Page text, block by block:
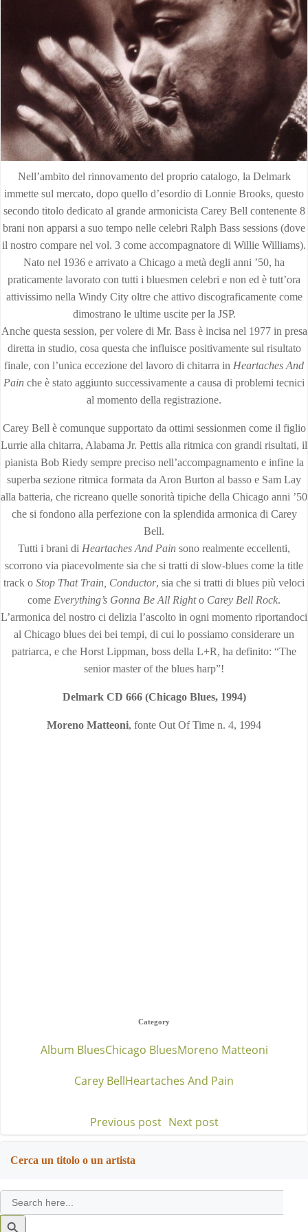
Nell’ambito del rinnovamento del proprio catalogo, la Delmark
immette sul mercato, dopo quello d’esordio di Lonnie Brooks, questo
secondo titolo dedicato al grande armonicista Carey Bell contenente 8
brani non apparsi a suo tempo nelle celebri Ralph Bass sessions (dove
il nostro compare nel vol. 3 come accompagnatore di Willie Williams).
Nato nel 1936 e arrivato a Chicago a metà degli anni ’50, ha
praticamente lavorato con tutti i bluesmen celebri e non ed è tutt’ora
attivissimo nella Windy City oltre che attivo discograficamente come
dimostrano le ultime uscite per la JSP.
Anche questa session, per volere di Mr. Bass è incisa nel 1977 in presa
diretta in studio, cosa questa che influisce positivamente sul risultato
finale, con l’unica eccezione del lavoro di chitarra in Heartaches And
Pain che è stato aggiunto successivamente a causa di problemi tecnici
al momento della registrazione.
Carey Bell è comunque supportato da ottimi sessionmen come il figlio
Lurrie alla chitarra, Alabama Jr. Pettis alla ritmica con grandi risultati, il
pianista Bob Riedy sempre preciso nell’accompagnamento e infine la
superba sezione ritmica formata da Aron Burton al basso e Sam Lay
alla batteria, che ricreano quelle sonorità tipiche della Chicago anni ’50
che si fondono alla perfezione con la splendida armonica di Carey
Bell.
Tutti i brani di Heartaches And Pain sono realmente eccellenti,
scorrono via piacevolmente sia che si tratti di slow-blues come la title
track o Stop That Train, Conductor, sia che si tratti di blues più veloci
come Everything’s Gonna Be All Righto Carey Bell Rock.
L’armonica del nostro ci delizia l’ascolto in ogni momento riportandoci
al Chicago blues dei bei tempi, di cui lo possiamo considerare un
patriarca, e che Horst Lippman, boss della L+R, ha definito: “The
senior master of the blues harp”!
Delmark CD 666 (Chicago Blues, 1994)
Moreno Matteoni, fonte Out Of Time n. 4, 1994
Category
Album BluesChicago BluesMoreno Matteoni
Carey BellHeartaches And Pain
Post
navigation
Previous post Post
Next post
Cerca un titolo o un artista
Search
for:
Search